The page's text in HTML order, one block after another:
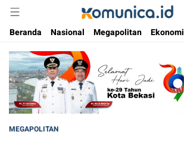
Komunica
Media Informasi Masa Kini
Beranda
Nasional Megapolitan Ekonomi
MEGAPOLITAN